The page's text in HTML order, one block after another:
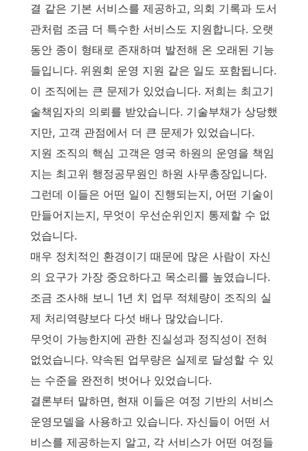
결 같은 기본 서비스를 제공하고, 의회 기록과 도서
관처럼 조금 더 특수한 서비스도 지원합니다. 오랫
동안 종이 형태로 존재하며 발전해 온 오래된 기능
들입니다. 위원회 운영 지원 같은 일도 포함됩니다.
이 조직에는 큰 문제가 있었습니다. 저희는 최고기
술책임자의 의뢰를 받았습니다. 기술부채가 상당했
지만, 고객 관점에서 더 큰 문제가 있었습니다.
지원 조직의 핵심 고객은 영국 하원의 운영을 책임
지는 최고위 행정공무원인 하원 사무총장입니다.
그런데 이들은 어떤 일이 진행되는지, 어떤 기술이
만들어지는지, 무엇이 우선순위인지 통제할 수 없
었습니다.
매우 정치적인 환경이기 때문에 많은 사람이 자신
의 요구가 가장 중요하다고 목소리를 높였습니다.
조금 조사해 보니 1년 치 업무 적체량이 조직의 실
제 처리역량보다 다섯 배나 많았습니다.
무엇이 가능한지에 관한 진실성과 정직성이 전혀
없었습니다. 약속된 업무량은 실제로 달성할 수 있
는 수준을 완전히 벗어나 있었습니다.
결론부터 말하면, 현재 이들은 여정 기반의 서비스
운영모델을 사용하고 있습니다. 자신들이 어떤 서
비스를 제공하는지 알고, 각 서비스가 어떤 여정들